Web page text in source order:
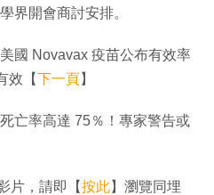
界開會商討安排。
國 Novavax 疫苗公布有效率
效【下一頁】
亡率高達 75％！專家警告或
片，請即【按此】瀏覽同埋